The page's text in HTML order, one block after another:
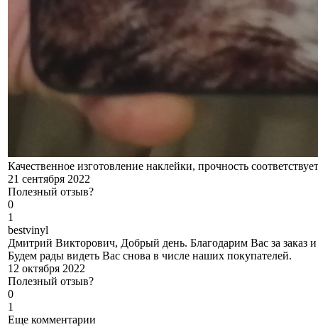
Качественное изготовление наклейки, прочность
21 сентября 2022
Полезный отзыв?
0
1
bestvinyl
Дмитрий Викторович, Добрый день. Благодарим Вас за заказ
Будем рады видеть Вас снова в числе наших покупателей.
12 октября 2022
Полезный отзыв?
0
1
Еще комментарии